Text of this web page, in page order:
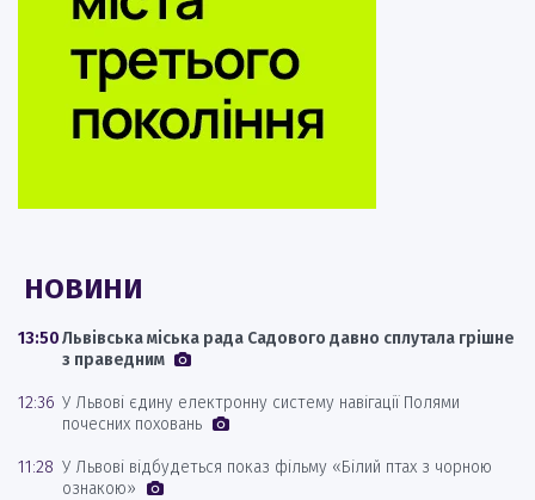
НОВИНИ
13:50Львівська міська рада Садового давно сплутала грішне
з праведним
12:36 У Львові єдину електронну систему навігації Полями
почесних поховань
11:28 У Львові відбудеться показ фільму «Білий птах з чорною
ознакою»